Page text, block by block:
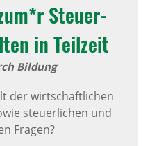
Steu­er­
in Teil­zeit
Bildung
der wirtschaftlichen
steuerlichen und
Fragen?